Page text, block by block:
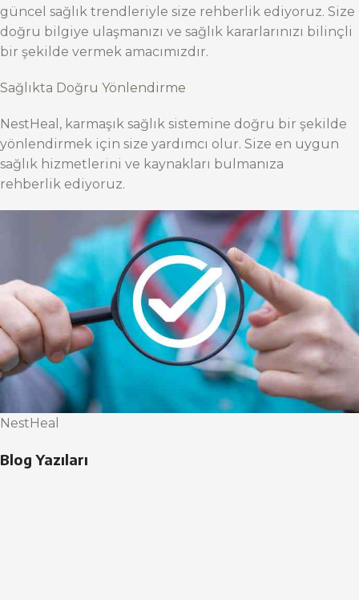
güncel sağlık trendleriyle size rehberlik ediyoruz. Size
doğru bilgiye ulaşmanızı ve sağlık kararlarınızı bilinçli
bir şekilde vermek amacımızdır.
Sağlıkta Doğru Yönlendirme
NestHeal, karmaşık sağlık sistemine doğru bir şekilde
yönlendirmek için size yardımcı olur. Size en uygun
sağlık hizmetlerini ve kaynakları bulmanıza
rehberlik ediyoruz.
NestHeal
Blog Yazıları